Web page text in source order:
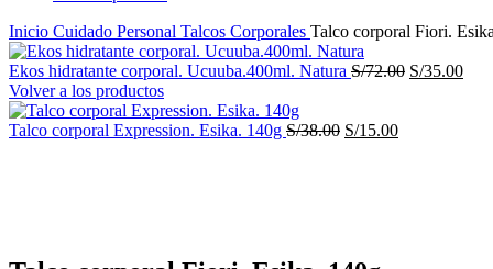
Inicio Cuidado Personal Talcos Corporales Talco corporal Fiori.
Ekos hidratante corporal. Ucuuba.400ml. Natura S/72.00 El
S/35.00El
Volver a los productos
Talco corporal Expression. Esika. 140g S/38.00 El
S/15.00El